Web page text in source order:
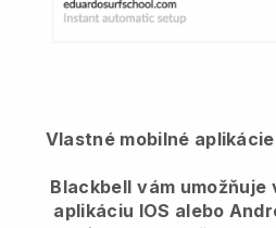
Vlastné mobilné
Blackbell vám
aplikáciu IOS alebo